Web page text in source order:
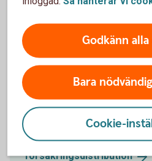
Läs mer om oss som
som gäller för vår
försäkringsdistribution.
Försäkringsförmedling och
försäkringsdistribution
Godkänn
Bara
Cookie-